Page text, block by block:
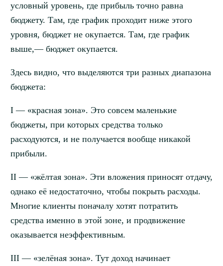
условный уровень, где прибыль точно равна
бюджету. Там, где график проходит ниже этого
уровня, бюджет не окупается. Там, где график
выше,— бюджет окупается.
Здесь видно, что выделяются три разных диапазона
бюджета:
I — «красная зона». Это совсем маленькие
бюджеты, при которых средства только
расходуются, и не получается вообще никакой
прибыли.
II — «жёлтая зона». Эти вложения приносят отдачу,
однако её недостаточно, чтобы покрыть расходы.
Многие клиенты поначалу хотят потратить
средства именно в этой зоне, и продвижение
оказывается неэффективным.
III — «зелёная зона». Тут доход начинает